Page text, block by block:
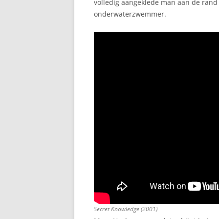
volledig aangeklede man aan de
onderwaterzwemmer.
Secret Knowledge (2001)